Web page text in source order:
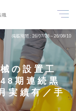
職
掲載期間 26/07/28～26/08/10
の設置工
期連続黒
実績有／手